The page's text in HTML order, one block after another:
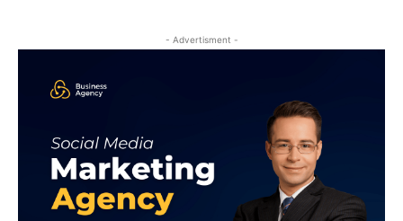
- Advertisment -